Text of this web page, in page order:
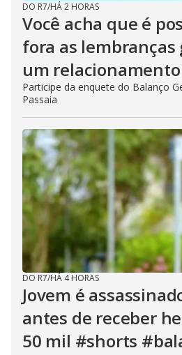
DO R7/HÁ 2 HORAS
Você acha que é
fora as lembranças
um relacionamento
Participe da enquete do Balanço
Passaia
DO R7/HÁ 4 HORAS
Jovem é
antes de receber
50 mil #shorts